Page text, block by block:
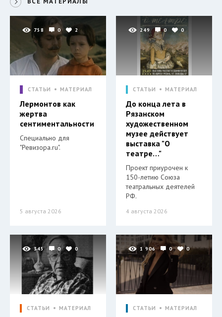
758 0 2
СТАТЬИ МАТЕРИАЛ
Лермонтов как
жертва
сентиментальности
Специально для
"Ревизора.ru".
5 августа 2026
249 0 0
СТАТЬИ МАТЕРИАЛ
До конца лета в
Рязанском
художественном
музее действует
выставка "О
театре…"
Проект приурочен к
150-летию Союза
театральных деятелей
РФ.
4 августа 2026
345 0 0
СТАТЬИ МАТЕРИАЛ
1 906 0 0
СТАТЬИ МАТЕРИАЛ